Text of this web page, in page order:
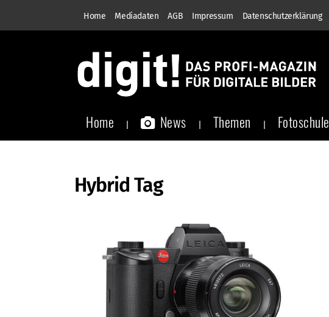
Home Mediadaten AGB Impressum Datenschutzerklärung
Home News Themen Fotoschule
Hybrid Tag